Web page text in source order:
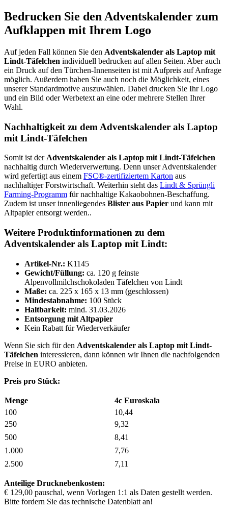
Bedrucken Sie den Adventskalender zum
Aufklappen mit Ihrem Logo
Auf jeden Fall können Sie den Adventskalender als Laptop mit
Lindt-Täfelchen individuell bedrucken auf allen Seiten. Aber auch
ein Druck auf den Türchen-Innenseiten ist mit Aufpreis auf Anfrage
möglich. Außerdem haben Sie auch noch die Möglichkeit, eines
unserer Standardmotive auszuwählen. Dabei drucken Sie Ihr Logo
und ein Bild oder Werbetext an eine oder mehrere Stellen Ihrer
Wahl.
Nachhaltigkeit zu dem Adventskalender als Laptop
mit Lindt-Täfelchen
Somit ist derAdventskalender als Laptop mit Lindt-Täfelchen
nachhaltig durch Wiederverwertung. Denn unser Adventskalender
wird gefertigt aus einem FSC®-zertifiziertem Karton aus
nachhaltiger Forstwirtschaft. Weiterhin steht das Lindt & Sprüngli
Farming-Programm für nachhaltige Kakaobohnen-Beschaffung.
Zudem ist unser innenliegendes Blister aus Papier und kann mit
Altpapier entsorgt werden..
Weitere Produktinformationen zu dem
Adventskalender als Laptop mit Lindt:
Artikel-Nr.: K1145
Gewicht/Füllung: ca. 120 g feinste
Alpenvollmilchschokoladen Täfelchen von Lindt
Maße: ca. 225 x 165 x 13 mm (geschlossen)
Mindestabnahme: 100 Stück
Haltbarkeit: mind. 31.03.2026
Entsorgung mit Altpapier
Kein Rabatt für Wiederverkäufer
Wenn Sie sich für den Adventskalender als Laptop mit Lindt-
Täfelchen interessieren, dann können wir Ihnen die nachfolgenden
Preise in EURO anbieten.
Preis pro Stück:
Menge
4c Euroskala
100
10,44
250
9,32
500
8,41
1.000
7,76
2.500
7,11
Anteilige Drucknebenkosten:
€ 129,00 pauschal, wenn Vorlagen 1:1 als Daten gestellt werden.
Bitte fordern Sie das technische Datenblatt an!